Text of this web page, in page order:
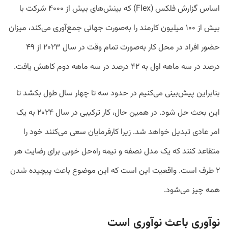
اساس گزارش فلکس (Flex) که بینش‌های بیش از ۴۰۰۰ شرکت با
بیش از ۱۰۰ میلیون کارمند را به‌صورت جهانی جمع‌آوری می‌کند، میزان
حضور افراد در محل کار به‌صورت تمام وقت در سال ۲۰۲۳ از ۴۹
درصد در سه ماهه اول به ۴۲ درصد در سه ماهه دوم کاهش یافت.
بنابراین پیش‌بینی می‌کنیم در حدود سه تا چهار سال طول بکشد تا
این بحث حل شود. در همین حال، کار ترکیبی در سال ۲۰۲۴ به یک
امر عادی تبدیل خواهد شد. زیرا کارفرمایان سعی می‌کنند خود را
متقاعد کنند که یک مدل نصفه و نیمه راه‌حل خوبی برای رضایت هر
۲ طرف است. واقعیت این است که این موضوع باعث پیچیده شدن
همه چیز می‌شود.
نوآوری باعث نوآوری است